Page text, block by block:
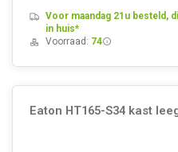
Voor maandag 21u besteld,
in huis*
Voorraad: 74
Eaton HT165-S34 kast